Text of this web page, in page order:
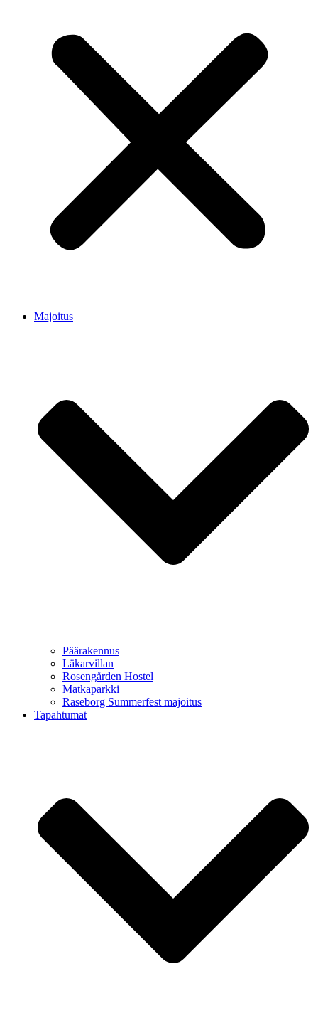
Majoitus
Päärakennus
Läkarvillan
Rosengården Hostel
Matkaparkki
Raseborg Summerfest majoitus
Tapahtumat